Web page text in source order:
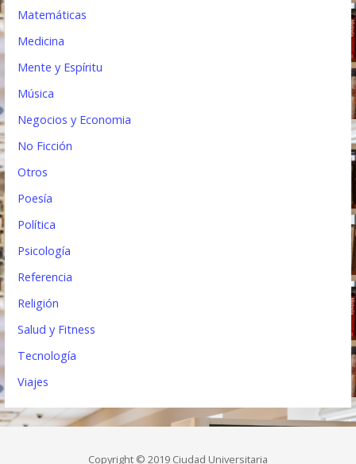
Matemáticas
Medicina
Mente y Espíritu
Música
Negocios y Economia
No Ficción
Otros
Poesía
Política
Psicología
Referencia
Religión
Salud y Fitness
Tecnología
Viajes
Copyright © 2019 Ciudad Universitaria